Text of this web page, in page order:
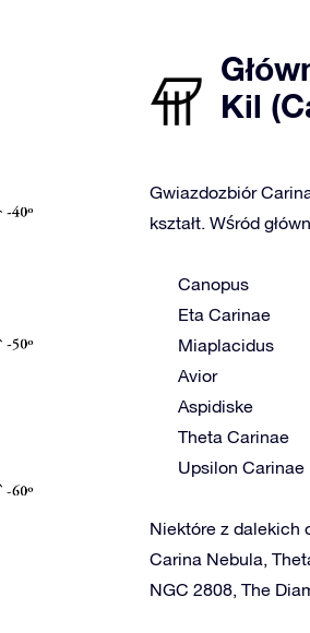
Kil
Gwiazdozbiór
kształt. Wśród
Canopus
Eta Carinae
Miaplacidus
Avior
Aspidiske
Theta Carinae
Upsilon Carinae
Niektóre z dalekich
Carina Nebula,
NGC 2808, The